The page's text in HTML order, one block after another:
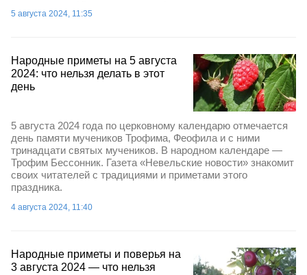
5 августа 2024, 11:35
Народные приметы на 5 августа
2024: что нельзя делать в этот
день
5 августа 2024 года по церковному календарю отмечается
день памяти мучеников Трофима, Феофила и с ними
тринадцати святых мучеников. В народном календаре —
Трофим Бессонник. Газета «Невельские новости» знакомит
своих читателей с традициями и приметами этого
праздника.
4 августа 2024, 11:40
Народные приметы и поверья на
3 августа 2024 — что нельзя